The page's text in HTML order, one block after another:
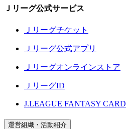
Ｊリーグ公式サービス
Ｊリーグチケット
Ｊリーグ公式アプリ
Ｊリーグオンラインストア
ＪリーグID
J.LEAGUE FANTASY CARD
運営組織・活動紹介